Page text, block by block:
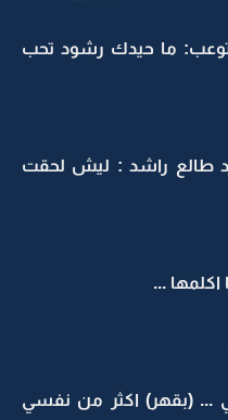
ما حيدك رشود تحب
طالع راشد : ليش لحقت
...
... (بقهر) اكثر من نفسي